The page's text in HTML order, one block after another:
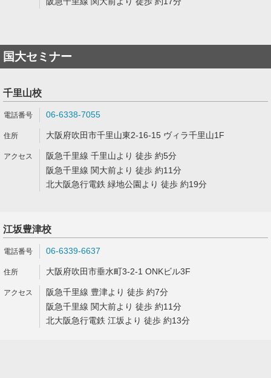
国大セミナー
千里山校
06-6338-7055
大阪府吹田市千里山東2-16-15 ヴィラ千里山1F
阪急千里線 千里山より 徒歩 約5分
阪急千里線 関大前より 徒歩 約11分
北大阪急行電鉄 緑地公園より 徒歩 約19分
江坂豊津校
06-6339-6637
大阪府吹田市垂水町3-2-1 ONKビル3F
阪急千里線 豊津より 徒歩 約7分
阪急千里線 関大前より 徒歩 約11分
北大阪急行電鉄 江坂より 徒歩 約13分